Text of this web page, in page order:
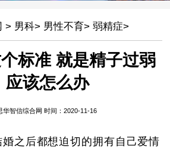
> 男科> 男性不育>弱精症>
标准 就是精子过弱
应该怎么办
华智信综合网 时间：2020-11-16
之后都想迫切的拥有自己爱情